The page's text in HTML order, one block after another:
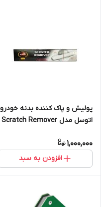
پولیش و پاک کننده بدنه خودرو
اتوسل مدل Scratch Remover
1,000,000
افزودن به سبد